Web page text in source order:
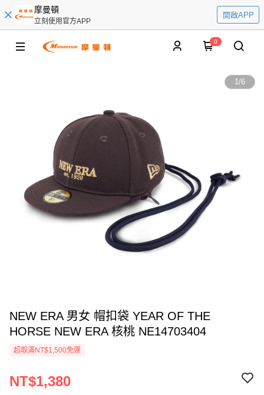
摩曼頓
立刻使用官方APP
開啟APP
0
1/6
NEW ERA 男女 帽扣袋 YEAR OF THE
HORSE NEW ERA 核桃 NE14703404
超取滿NT$1,500免運
NT$1,380